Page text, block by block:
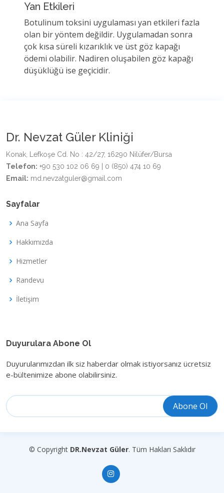
Yan Etkileri
Botulinum toksini uygulaması yan etkileri fazla
olan bir yöntem değildir. Uygulamadan sonra
çok kısa süreli kızarıklık ve üst göz kapağı
ödemi olabilir. Nadiren oluşabilen göz kapağı
düşüklüğü ise geçicidir.
Dr. Nevzat Güler Kliniği
Konak, Lefkoşe Cd. No : 42/27, 16290 Nilüfer/Bursa
Telefon: +90 530 102 06 69 | 0 (850) 474 10 69
Email: md.nevzatguler@gmail.com
Sayfalar
Ana Sayfa
Hakkımızda
Hizmetler
Randevu
İletişim
Duyurulara Abone Ol
Duyurularımızdan ilk siz haberdar olmak istiyorsanız ücretsiz
e-bültenimize abone olabilirsiniz.
© Copyright DR.Nevzat Güler. Tüm Hakları Saklıdır